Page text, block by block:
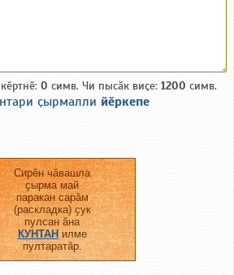
0 симв. Чи пысӑк виҫе: 1200 симв.
ҫырмалли йӗркепе
Сирӗн чӑвашла
ҫырма май
паракан сарӑм
(раскладка) ҫук
пулсан ӑна
КУНТАНилме
пултаратӑр.